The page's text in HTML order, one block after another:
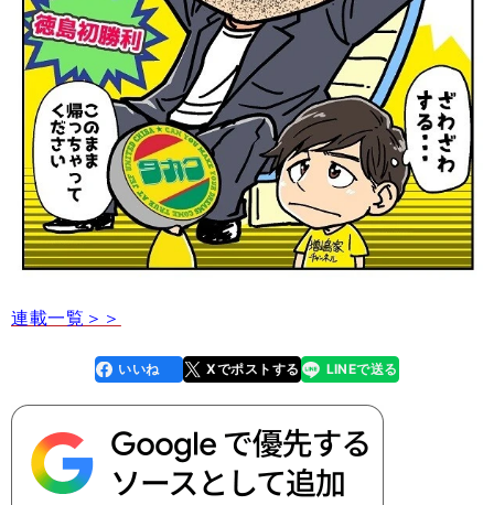
連載一覧＞＞
faceboo
k
いいね Xでポストする
line LINEで送る